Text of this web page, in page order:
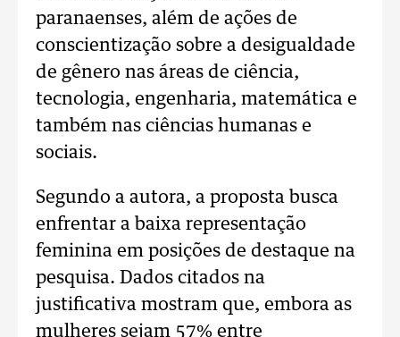
paranaenses, além de ações de
conscientização sobre a desigualdade
de gênero nas áreas de ciência,
tecnologia, engenharia, matemática e
também nas ciências humanas e
sociais.
Segundo a autora, a proposta busca
enfrentar a baixa representação
feminina em posições de destaque na
pesquisa. Dados citados na
justificativa mostram que, embora as
mulheres sejam 57% entre